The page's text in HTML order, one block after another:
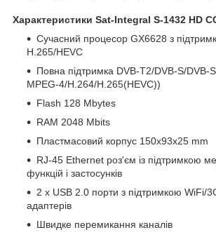
Характеристики Sat-Integral S-1432 HD
Сучасний процесор GX6628 з
H.265/HEVC
Повна підтримка DVB-T2/DVB-S/DVB-
MPEG-4/H.264/H.265(HEVC))
Flash 128 Mbytes
RAM 2048 Mbits
Пластмасовий корпус 150x93x25 mm
RJ-45 Ethernet роз'єм із підтримкою
функцій і застосунків
2 х USB 2.0 порти з підтримкою WiFi/
адаптерів
Швидке перемикання каналів